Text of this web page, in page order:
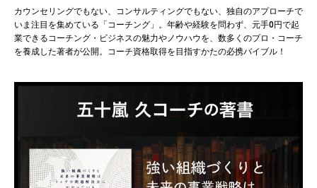
カウンセリングでもない、コンサルティングでもない、独自のアプローチで
いま注目を集めている「コーチング」。年齢や経験を問わず、元手0円で起
業できるコーチング・ビジネスの魅力やノウハウを、数多くのプロ・コーチ
を養成した著者が公開。コーチ資格取得を目指すかたの必携バイブル！